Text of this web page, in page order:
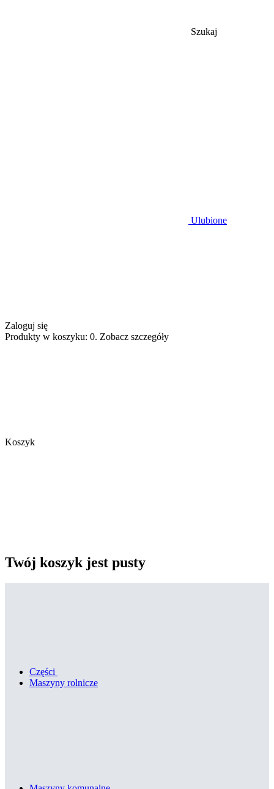
Szukaj
Ulubione
Zaloguj się
Produkty w koszyku: 0. Zobacz szczegóły
Koszyk
Twój koszyk jest pusty
Części
Maszyny rolnicze